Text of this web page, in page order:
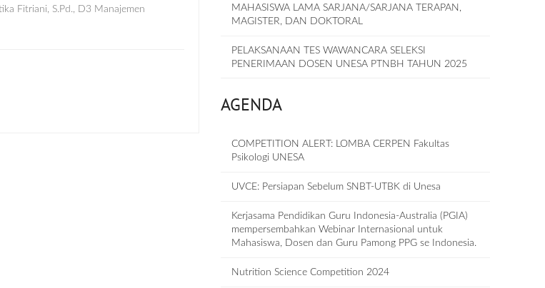
Fitriani, S.Pd., D3 Manajemen
MAHASISWA LAMA SARJANA/SARJANA TERAPAN,
MAGISTER, DAN DOKTORAL
PELAKSANAAN TES WAWANCARA SELEKSI
PENERIMAAN DOSEN UNESA PTNBH TAHUN 2025
AGENDA
COMPETITION ALERT: LOMBA CERPEN Fakultas
Psikologi UNESA
UVCE: Persiapan Sebelum SNBT-UTBK di Unesa
Kerjasama Pendidikan Guru Indonesia-Australia (PGIA)
mempersembahkan Webinar Internasional untuk
Mahasiswa, Dosen dan Guru Pamong PPG se Indonesia.
Nutrition Science Competition 2024